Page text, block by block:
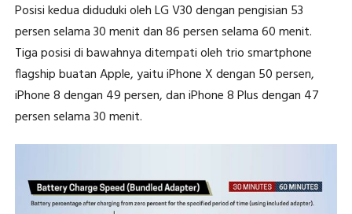
Posisi kedua diduduki oleh LG V30 dengan pengisian 53
persen selama 30 menit dan 86 persen selama 60 menit.
Tiga posisi di bawahnya ditempati oleh trio smartphone
flagship buatan Apple, yaitu iPhone X dengan 50 persen,
iPhone 8 dengan 49 persen, dan iPhone 8 Plus dengan 47
persen selama 30 menit.